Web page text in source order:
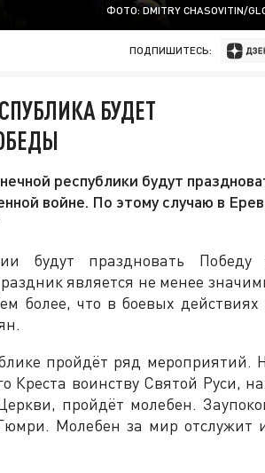
ФОТО: DMITRY CHASOVITIN/
ПОДПИШИТЕСЬ:
БУДЕТ
республики будут
войне. По этому случаю в
будут праздновать Победу
является не менее
более, что в боевых
пройдёт ряд мероприятий.
Креста воинству Святой Руси,
пройдёт молебен.
Молебен за мир отслужит